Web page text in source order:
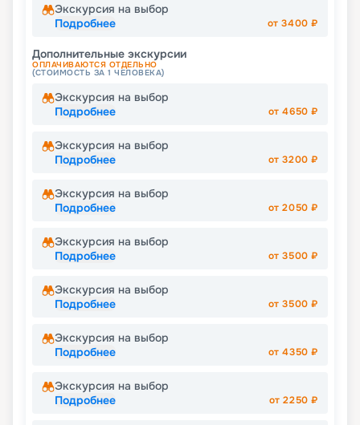
Экскурсия на выбор
Подробнее
от3400 ₽
Дополнительные экскурсии
ОПЛАЧИВАЮТСЯ ОТДЕЛЬНО
(СТОИМОСТЬ ЗА 1 ЧЕЛОВЕКА)
Экскурсия на выбор
Подробнее
от4650 ₽
Экскурсия на выбор
Подробнее
от3200 ₽
Экскурсия на выбор
Подробнее
от2050 ₽
Экскурсия на выбор
Подробнее
от3500 ₽
Экскурсия на выбор
Подробнее
от3500 ₽
Экскурсия на выбор
Подробнее
от4350 ₽
Экскурсия на выбор
Подробнее
от2250 ₽